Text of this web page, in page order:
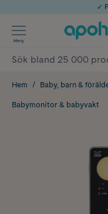
Årets
Använd kod:
✓ Rådgivning
✓
Meny
Hem Baby, barn &
Babymonitor & babyvakt